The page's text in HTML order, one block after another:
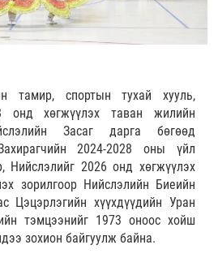
тамир, спортын тухай хууль,
онд хөгжүүлэх таван жилийн
Засаг дарга бөгөөд
2024-2028 оны үйл
Нийслэлийг 2026 онд хөгжүүлэх
зорилгоор Нийслэлийн Биеийн
Цэцэрлэгийн хүүхдүүдийн Уран
тэмцээнийг 1973 оноос хойш
зохион байгуулж байна.